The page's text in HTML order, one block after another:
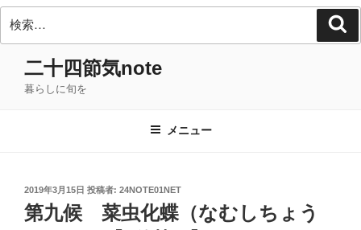
索:
二十四節気note
暮らしに旬を
メニュー
投
稿
日:
2019年3月15日 投稿者: 24NOTE01NET
第九候 菜虫化蝶（なむしちょう